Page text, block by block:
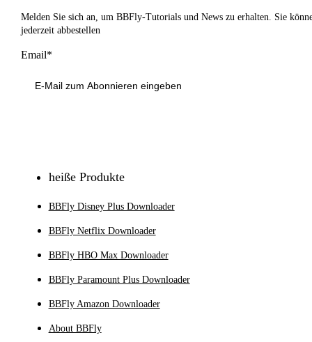
Melden Sie sich an, um BBFly-Tutorials und News zu erhalten. Sie
jederzeit abbestellen
Email*
heiße Produkte
BBFly Disney Plus Downloader
BBFly Netflix Downloader
BBFly HBO Max Downloader
BBFly Paramount Plus Downloader
BBFly Amazon Downloader
About BBFly